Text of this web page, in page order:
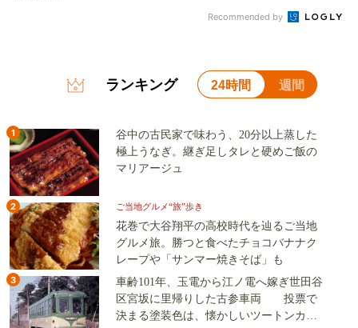
Recommended by
ランキング 24時間 週間
1
谷中の古民家で味わう、20分以上蒸した
極上うなぎ。継ぎ足しタレと硬めご飯の
マリアージュ
2 ご当地グルメ“旅”歩き
花巻で大谷翔平の高校時代を辿るご当地
グルメ旅。勝つと食べたチョコバナナク
レープや「サンマー焼きそば」も
3
車齢101年、玉電から江ノ電へ嫁ぎ世田谷
区宮坂に里帰りした古参車両 投票で
決まる塗装色は、懐かしいツートンカラ